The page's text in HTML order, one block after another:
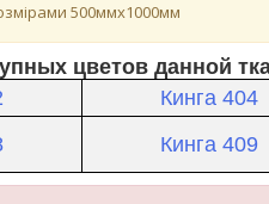
500ммх1000мм
цветов данной
Кинга 404
Кинга 409